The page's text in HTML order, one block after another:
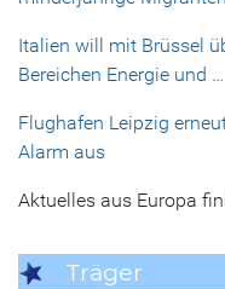
Italien will mit Brüssel
Bereichen Energie und …
Flughafen Leipzig
Alarm aus
Aktuelles aus Europa
Träger